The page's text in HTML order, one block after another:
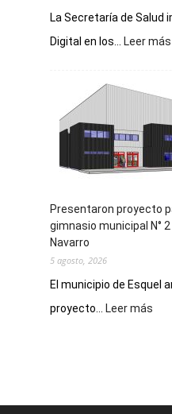
La Secretaría de Salud
Digital en los...
Leer más
Presentaron proyecto
gimnasio municipal N°
Navarro
5 agosto, 2026
El municipio de Esquel
proyecto...
Leer más
del